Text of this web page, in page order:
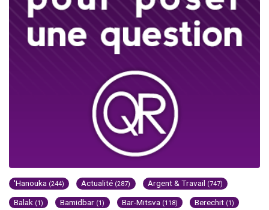
'Hanouka (244) Actualité (287) Argent & Travail (747)
Balak (1) Bamidbar (1) Bar-Mitsva (118) Berechit (1)